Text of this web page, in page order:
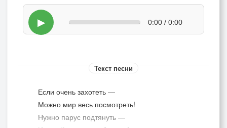
▶ 0:00 / 0:00
Текст песни
Если очень захотеть —
Можно мир весь посмотреть!
Нужно парус подтянуть —